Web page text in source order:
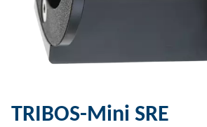
TRIBOS-Mini SRE